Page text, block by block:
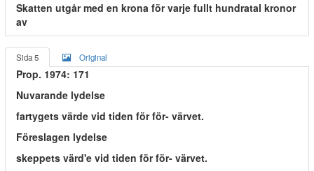
Skatten utgår med en krona för varje fullt hundratal kronor
av
Sida 5 Original
Prop. 1974: 171
Nuvarande lydelse
fartygets värde vid tiden för för- värvet.
Föreslagen lydelse
skeppets värd'e vid tiden för för- värvet.